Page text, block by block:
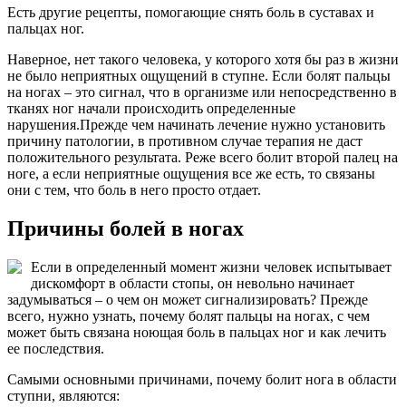
Есть другие рецепты, помогающие снять боль в суставах и
пальцах ног.
Наверное, нет такого человека, у которого хотя бы раз в жизни
не было неприятных ощущений в ступне. Если болят пальцы
на ногах – это сигнал, что в организме или непосредственно в
тканях ног начали происходить определенные
нарушения.Прежде чем начинать лечение нужно установить
причину патологии, в противном случае терапия не даст
положительного результата. Реже всего болит второй палец на
ноге, а если неприятные ощущения все же есть, то связаны
они с тем, что боль в него просто отдает.
Причины болей в ногах
Если в определенный момент жизни человек испытывает
дискомфорт в области стопы, он невольно начинает
задумываться – о чем он может сигнализировать? Прежде
всего, нужно узнать, почему болят пальцы на ногах, с чем
может быть связана ноющая боль в пальцах ног и как лечить
ее последствия.
Самыми основными причинами, почему болит нога в области
ступни, являются: